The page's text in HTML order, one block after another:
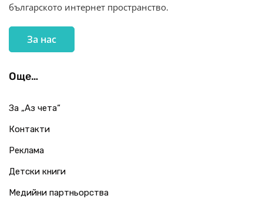
българското интернет пространство.
За нас
Още…
За „Аз чета“
Контакти
Реклама
Детски книги
Медийни партньорства